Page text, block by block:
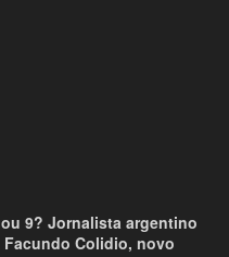
9? Jornalista argentino
Colidio, novo